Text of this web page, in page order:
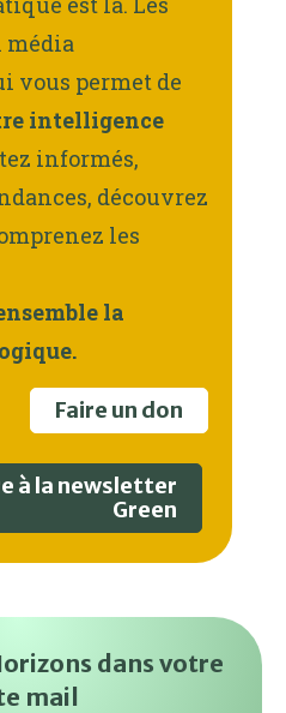
média
vous permet de
intelligence
informés,
découvrez
les
la
Faire un don
à la newsletter
Green
dans votre
mail